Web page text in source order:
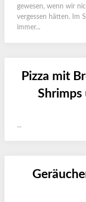
gewesen, wenn wir
vergessen hätten. Im
immer...
Pizza mit
Shrimps
...